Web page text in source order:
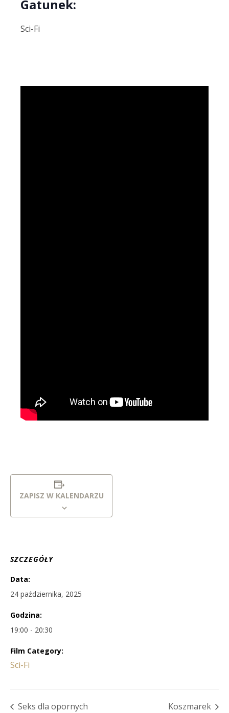
Gatunek:
Sci-Fi
ZAPISZ W KALENDARZU
SZCZEGÓŁY
Data:
24 października, 2025
Godzina:
19:00 - 20:30
Film Category:
Sci-Fi
Seks dla opornych Koszmarek